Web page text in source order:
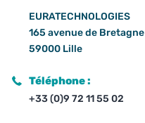
EURATECHNOLOGIES
165 avenue de Bretagne
59000 Lille
Téléphone :
+33 (0)9 72 11 55 02